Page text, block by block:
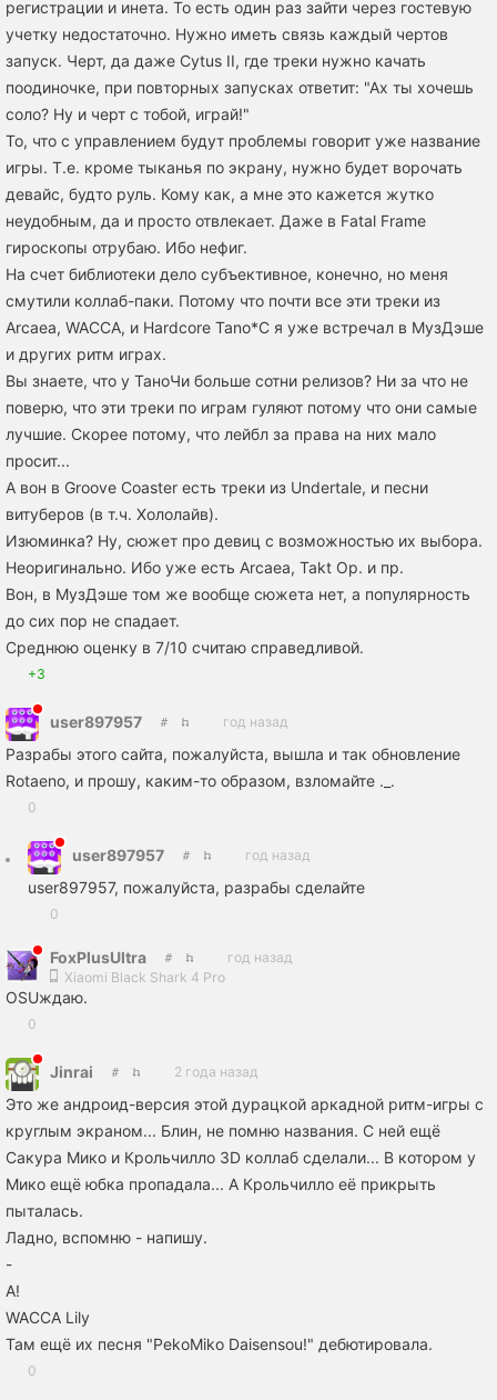
регистрации и инета. То есть один раз зайти через гостевую
учетку недостаточно. Нужно иметь связь каждый чертов
запуск. Черт, да даже Cytus II, где треки нужно качать
поодиночке, при повторных запусках ответит: "Ах ты хочешь
соло? Ну и черт с тобой, играй!"
То, что с управлением будут проблемы говорит уже название
игры. Т.е. кроме тыканья по экрану, нужно будет ворочать
девайс, будто руль. Кому как, а мне это кажется жутко
неудобным, да и просто отвлекает. Даже в Fatal Frame
гироскопы отрубаю. Ибо нефиг.
На счет библиотеки дело субъективное, конечно, но меня
смутили коллаб-паки. Потому что почти все эти треки из
Arcaea, WACCA, и Hardcore Tano*C я уже встречал в МузДэше
и других ритм играх.
Вы знаете, что у ТаноЧи больше сотни релизов? Ни за что не
поверю, что эти треки по играм гуляют потому что они самые
лучшие. Скорее потому, что лейбл за права на них мало
просит...
А вон в Groove Coaster есть треки из Undertale, и песни
витуберов (в т.ч. Хололайв).
Изюминка? Ну, сюжет про девиц с возможностью их выбора.
Неоригинально. Ибо уже есть Arcaea, Takt Op. и пр.
Вон, в МузДэше том же вообще сюжета нет, а популярность
до сих пор не спадает.
Среднюю оценку в 7/10 считаю справедливой.
+3
user897957 год назад
Разрабы этого сайта, пожалуйста, вышла и так обновление
Rotaeno, и прошу, каким-то образом, взломайте ._.
0
user897957 год назад
user897957, пожалуйста, разрабы сделайте
0
FoxPlusUltra
год назад
Xiaomi Black Shark 4 Pro
OSUждаю.
0
Jinrai 2 года назад
Это же андроид-версия этой дурацкой аркадной ритм-игры с
круглым экраном... Блин, не помню названия. С ней ещё
Сакура Мико и Крольчилло 3D коллаб сделали... В котором у
Мико ещё юбка пропадала... А Крольчилло её прикрыть
пыталась.
Ладно, вспомню - напишу.
-
А!
WACCA Lily
Там ещё их песня "PekoMiko Daisensou!" дебютировала.
0